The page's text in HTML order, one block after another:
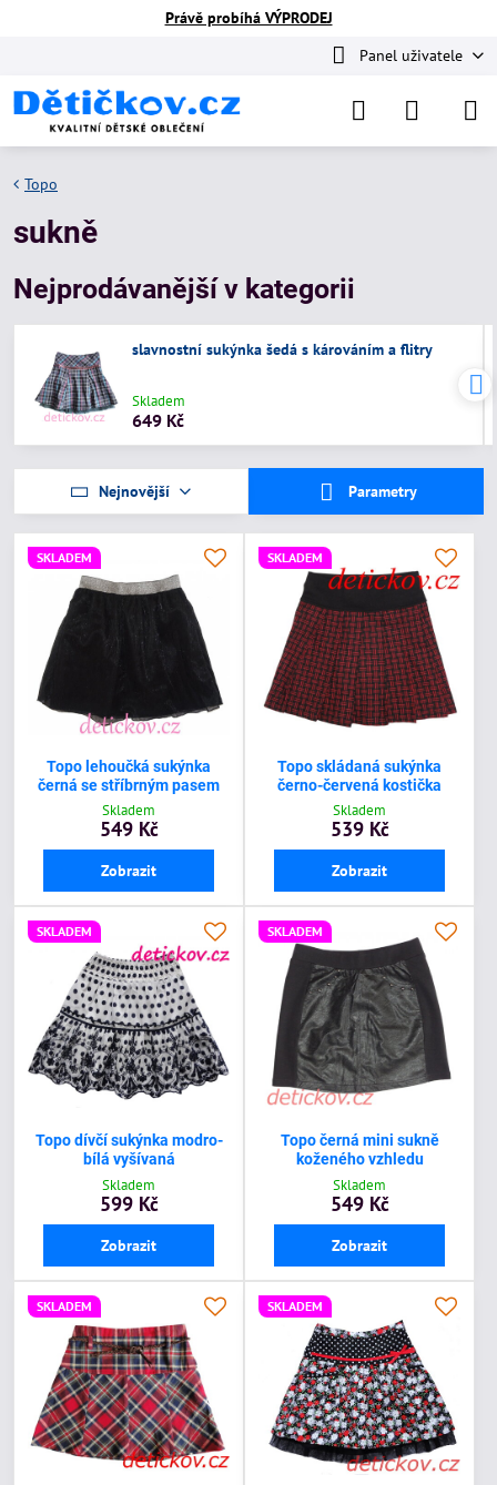
Právě probíhá VÝPRODEJ
Panel uživatele
Topo
sukně
Nejprodávanější v kategorii
slavnostní sukýnka šedá s károváním a flitry
Skladem
649 Kč
Nejnovější Parametry
SKLADEM
Topo lehoučká sukýnka
černá se stříbrným pasem
Skladem
549 Kč
Zobrazit
SKLADEM
Topo skládaná sukýnka
černo-červená kostička
Skladem
539 Kč
Zobrazit
SKLADEM
Topo dívčí sukýnka modro-
bílá vyšívaná
Skladem
599 Kč
Zobrazit
SKLADEM
Topo černá mini sukně
koženého vzhledu
Skladem
549 Kč
Zobrazit
SKLADEM SKLADEM